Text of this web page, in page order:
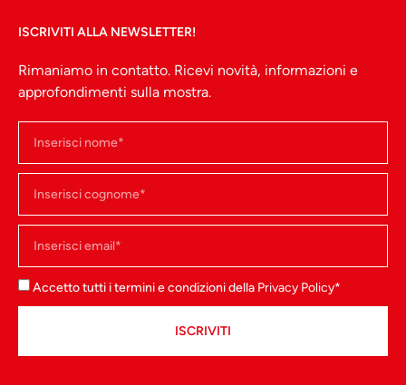
ISCRIVITI ALLA NEWSLETTER!
Rimaniamo in contatto. Ricevi novità, informazioni e
approfondimenti sulla mostra.
Accetto tutti i termini e condizioni della Privacy Policy*
ISCRIVITI